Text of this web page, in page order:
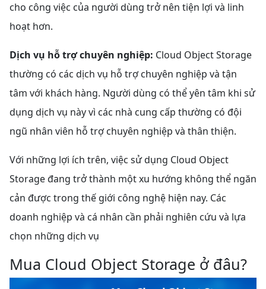
cho công việc của người dùng trở nên tiện lợi và linh
hoạt hơn.
Dịch vụ hỗ trợ chuyên nghiệp: Cloud Object Storage
thường có các dịch vụ hỗ trợ chuyên nghiệp và tận
tâm với khách hàng. Người dùng có thể yên tâm khi sử
dụng dịch vụ này vì các nhà cung cấp thường có đội
ngũ nhân viên hỗ trợ chuyên nghiệp và thân thiện.
Với những lợi ích trên, việc sử dụng Cloud Object
Storage đang trở thành một xu hướng không thể ngăn
cản được trong thế giới công nghệ hiện nay. Các
doanh nghiệp và cá nhân cần phải nghiên cứu và lựa
chọn những dịch vụ
Mua Cloud Object Storage ở đâu?